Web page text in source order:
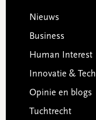
Footer
Nieuws
Business
Human Interest
Innovatie & Tech
Opinie en blogs
Tuchtrecht